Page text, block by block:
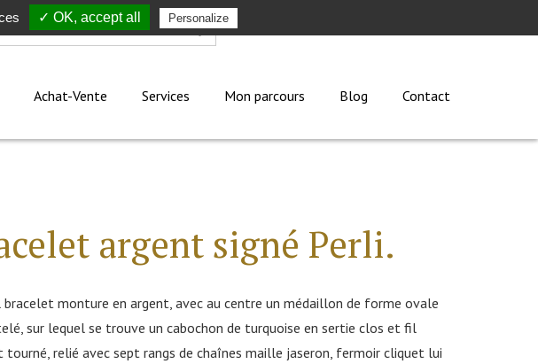
Achat-Vente Services Mon parcours Blog Contact
argent signé Perli.
bracelet monture en argent, avec au centre un médaillon de forme ovale
sur lequel se trouve un cabochon de turquoise en sertie clos et fil
tourné, relié avec sept rangs de chaînes maille jaseron, fermoir cliquet lui
✓ OK, accept all Personalize